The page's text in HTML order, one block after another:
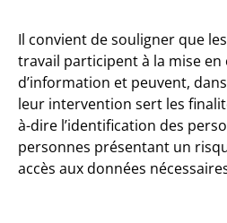
Il convient de souligner que
travail participent à la mise
d’information et peuvent,
leur intervention sert les
à-dire l’identification des
personnes présentant un
accès aux données